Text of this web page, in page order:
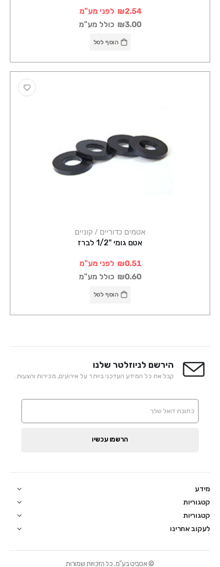
₪2.54 לפני מע"מ
₪3.00 כולל מע"מ
הוסף לסל
אטמים כדוריים / קוניים
אטם גומי "1/2 לברז
₪0.51 לפני מע"מ
₪0.60 כולל מע"מ
הוסף לסל
הירשם לניוזלטר שלנו
קבל את כל המידע העדכני ביותר על אירועים, מכירות והצעות.
הרשמו עכשיו
מידע
קטגוריות
קטגוריות
לעקוב אחרינו
© אסביט בע"מ. כל הזכויות שמורות